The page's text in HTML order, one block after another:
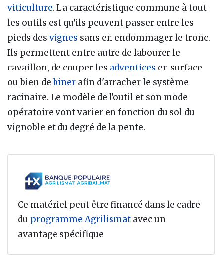
viticulture. La caractéristique commune à tout
les outils est qu'ils peuvent passer entre les
pieds des vignes sans en endommager le tronc.
Ils permettent entre autre de labourer le
cavaillon, de couper les adventices en surface
ou bien debiner afin d'arracher le système
racinaire. Le modèle de l'outil et son mode
opératoire vont varier en fonction du sol du
vignoble et du degré de la pente.
Ce matériel peut être financé dans le cadre
du programme Agrilismat avec un
avantage spécifique